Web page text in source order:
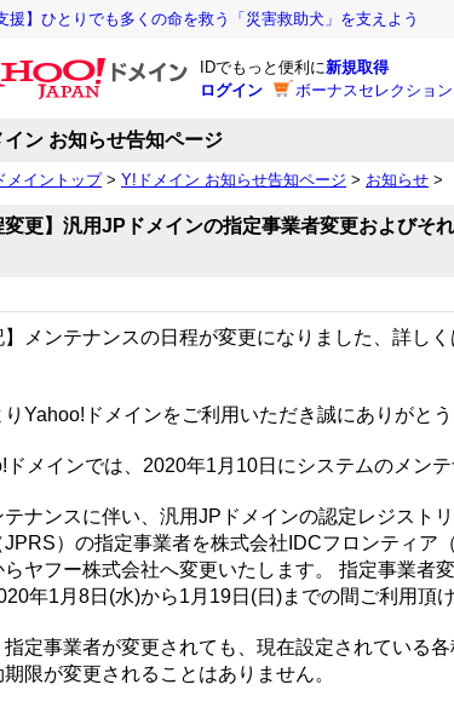
援】ひとりでも多くの命を救う「災害救助犬」を支えよう
IDでもっと便利に新規取得
ログイン
ボーナスセレクショ
ン お知らせ告知ページ
メイントップ> Y!ドメイン お知らせ告知ページ > お知らせ >
変更】汎用JPドメインの指定事業者変更およびそ
】メンテナンスの日程が変更になりました、詳しく
Yahoo!ドメインをご利用いただき誠にありがとう
ドメインでは、2020年1月10日にシステムのメンテ
テナンスに伴い、汎用JPドメインの認定レジスト
JPRS）の指定事業者を株式会社IDCフロンティア
らヤフー株式会社へ変更いたします。 指定事業者
年1月8日(水)から1月19日(日)までの間ご利用頂
指定事業者が変更されても、現在設定されている各
限が変更されることはありません。